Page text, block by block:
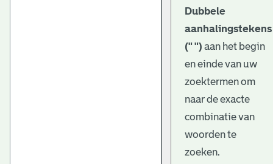
Dubbele
aanhalingstekens
(" ") aan het begin
en einde van uw
zoektermen om
naar de exacte
combinatie van
woorden te
zoeken.